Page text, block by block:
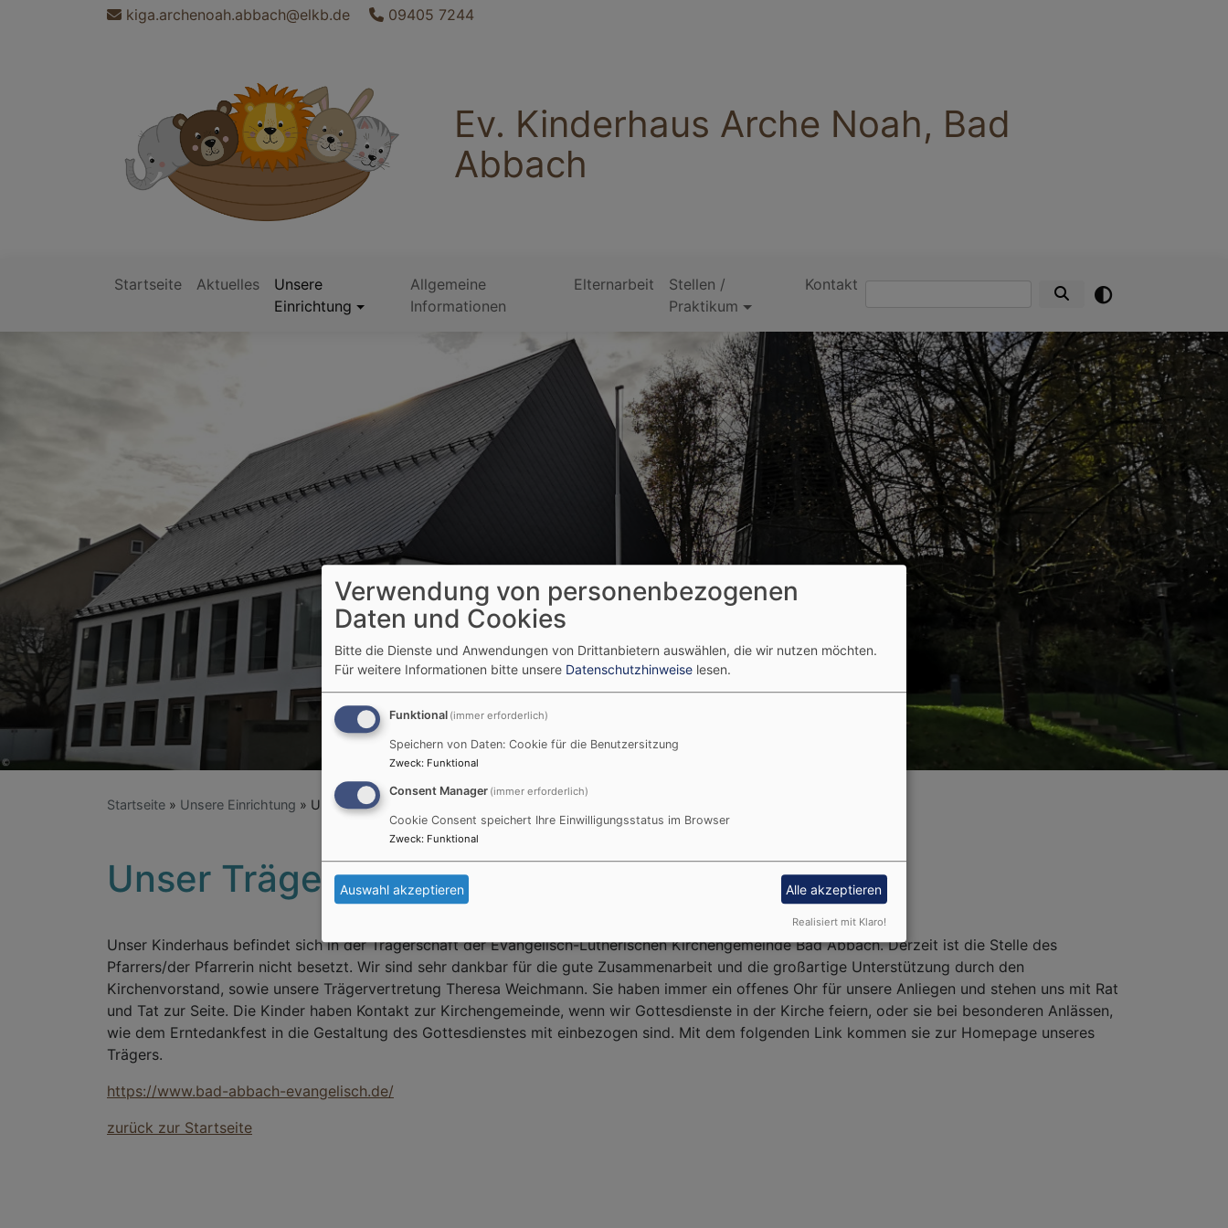
kiga.archenoah.abbach@elkb.de 09405 7244
Ev. Kinderhaus Arche Noah, Bad
Abbach
Hauptnavigation
Startseite Aktuelles
Unsere
Einrichtung
Allgemeine
Informationen
Elternarbeit
Stellen /
Praktikum
KontaktSuche
Startseite Unsere Einrichtung Unser Träger
Unser Träger
Unser Kinderhaus befindet sich in der Trägerschaft der Evangelisch-Lutherischen Kirchengemeinde Bad Abbach. Derzeit ist die Stelle des
Pfarrers/der Pfarrerin nicht besetzt. Wir sind sehr dankbar für die gute Zusammenarbeit und die großartige Unterstützung durch den
Kirchenvorstand, sowie unsere Trägervertretung Theresa Weichmann. Sie haben immer ein offenes Ohr für unsere Anliegen und stehen uns mit Rat
und Tat zur Seite. Die Kinder haben Kontakt zur Kirchengemeinde, wenn wir Gottesdienste in der Kirche feiern, oder sie bei besonderen Anlässen,
wie dem Erntedankfest in die Gestaltung des Gottesdienstes mit einbezogen sind. Mit dem folgenden Link kommen sie zur Homepage unseres
Trägers.
https://www.bad-abbach-evangelisch.de/
zurück zur Startseite
Verwendung von personenbezogenen
Daten und Cookies
Bitte die Dienste und Anwendungen von Drittanbietern auswählen, die wir nutzen möchten.
Für weitere Informationen bitte unsere Datenschutzhinweise lesen.
Funktional (immer erforderlich)
Speichern von Daten: Cookie für die Benutzersitzung
Zweck: Funktional
Consent Manager (immer erforderlich)
Cookie Consent speichert Ihre Einwilligungsstatus im Browser
Zweck: Funktional
Auswahl akzeptieren Alle akzeptieren
Realisiert mit Klaro!